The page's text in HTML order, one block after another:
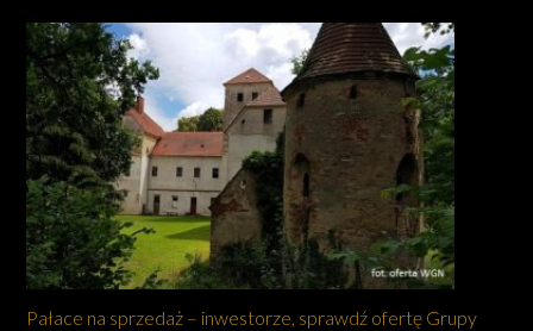
Pałace na sprzedaż – inwestorze, sprawdź ofertę Grupy